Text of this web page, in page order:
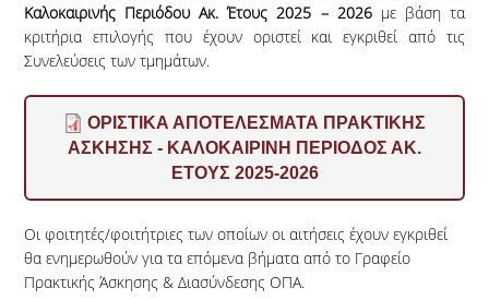
Καλοκαιρινής Περιόδου Ακ. Έτους 2025 – 2026με βάση τα
κριτήρια επιλογής που έχουν οριστεί και εγκριθεί από τις
Συνελεύσεις των τμημάτων.
ΟΡΙΣΤΙΚΑ ΑΠΟΤΕΛΕΣΜΑΤΑ ΠΡΑΚΤΙΚΗΣ
ΑΣΚΗΣΗΣ - ΚΑΛΟΚΑΙΡΙΝΗ ΠΕΡΙΟΔΟΣ ΑΚ.
ΕΤΟΥΣ 2025-2026
Οι φοιτητές/φοιτήτριες των οποίων οι αιτήσεις έχουν εγκριθεί
θα ενημερωθούν για τα επόμενα βήματα από το Γραφείο
Πρακτικής Άσκησης & Διασύνδεσης ΟΠΑ.